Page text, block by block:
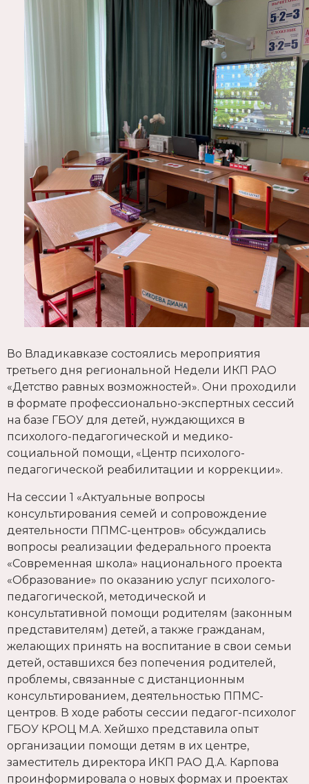
Во Владикавказе состоялись мероприятия
третьего дня региональной Недели ИКП РАО
«Детство равных возможностей». Они проходили
в формате профессионально-экспертных сессий
на базе ГБОУ для детей, нуждающихся в
психолого-педагогической и медико-
социальной помощи, «Центр психолого-
педагогической реабилитации и коррекции».
На сессии 1 «Актуальные вопросы
консультирования семей и сопровождение
деятельности ППМС-центров» обсуждались
вопросы реализации федерального проекта
«Современная школа» национального проекта
«Образование» по оказанию услуг психолого-
педагогической, методической и
консультативной помощи родителям (законным
представителям) детей, а также гражданам,
желающих принять на воспитание в свои семьи
детей, оставшихся без попечения родителей,
проблемы, связанные с дистанционным
консультированием, деятельностью ППМС-
центров. В ходе работы сессии педагог-психолог
ГБОУ КРОЦ М.А. Хейшхо представила опыт
организации помощи детям в их центре,
заместитель директора ИКП РАО Д.А. Карпова
проинформировала о новых формах и проектах